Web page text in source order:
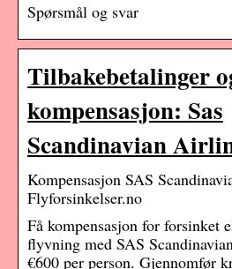
Spørsmål og svar
Tilbakebetalinger
kompensasjon: Sas
Scandinavian
Kompensasjon SAS
Flyforsinkelser.no
Få kompensasjon for forsinket
flyvning med SAS
€600 per person. Gjennomfør